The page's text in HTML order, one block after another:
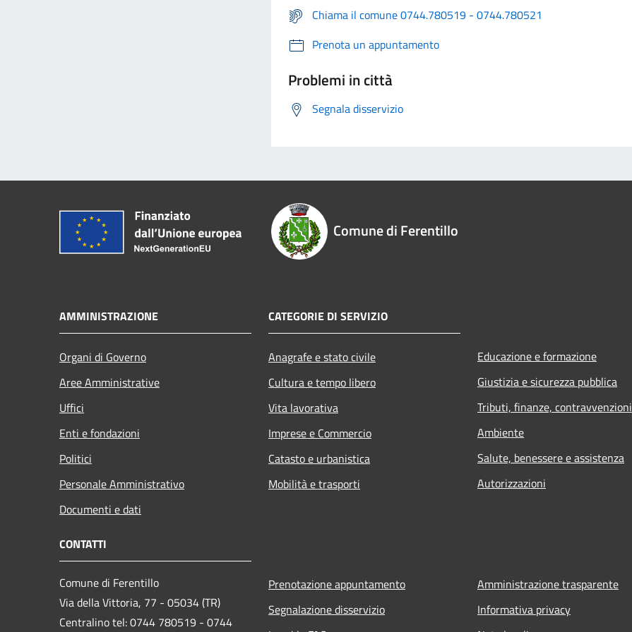
Chiama il comune 0744.780519 - 0744.780521
Prenota un appuntamento
Problemi in città
Segnala disservizio
Comune di Ferentillo
AMMINISTRAZIONE
Organi di Governo
Aree Amministrative
Uffici
Enti e fondazioni
Politici
Personale Amministrativo
Documenti e dati
CATEGORIE DI SERVIZIO
Anagrafe e stato civile
Cultura e tempo libero
Vita lavorativa
Imprese e Commercio
Catasto e urbanistica
Mobilità e trasporti
Educazione e formazione
Giustizia e sicurezza pubblica
Tributi, finanze, contravvenzioni
Ambiente
Salute, benessere e assistenza
Autorizzazioni
CONTATTI
Comune di Ferentillo
Via della Vittoria, 77 - 05034 (TR)
Centralino tel: 0744 780519 - 0744
Prenotazione appuntamento
Segnalazione disservizio
Amministrazione trasparente
Informativa privacy